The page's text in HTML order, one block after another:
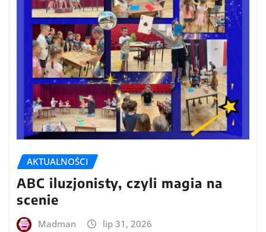
AKTUALNOŚCI
ABC iluzjonisty, czyli magia na
scenie
Madman lip 31, 2026